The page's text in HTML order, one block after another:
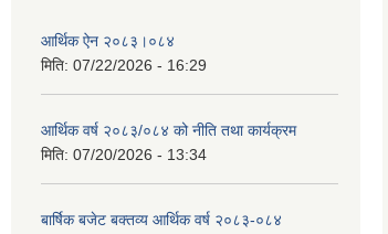
आर्थिक ऐन २०८३।०८४
मिति: 07/22/2026 - 16:29
आर्थिक वर्ष २०८३/०८४ को नीति तथा कार्यक्रम
मिति: 07/20/2026 - 13:34
बार्षिक बजेट बक्तव्य आर्थिक वर्ष २०८३-०८४